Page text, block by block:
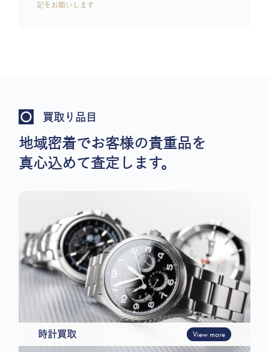
記をお願いします
買取り品目
地域密着でお客様の貴重品を
真心込めて査定します。
時計買取 View more